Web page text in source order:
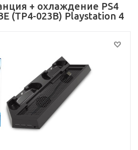
+ охлаждение PS4
(TP4-023B) Playstation 4